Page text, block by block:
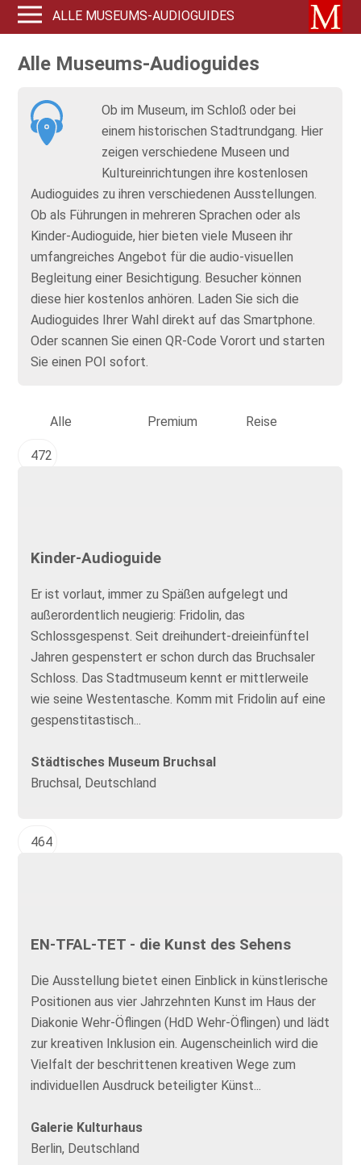
ALLE MUSEUMS-AUDIOGUIDES
Alle Museums-Audioguides
Ob im Museum, im Schloß oder bei
einem historischen Stadtrundgang. Hier
zeigen verschiedene Museen und
Kultureinrichtungen ihre kostenlosen
Audioguides zu ihren verschiedenen Ausstellungen.
Ob als Führungen in mehreren Sprachen oder als
Kinder-Audioguide, hier bieten viele Museen ihr
umfangreiches Angebot für die audio-visuellen
Begleitung einer Besichtigung. Besucher können
diese hier kostenlos anhören. Laden Sie sich die
Audioguides Ihrer Wahl direkt auf das Smartphone.
Oder scannen Sie einen QR-Code Vorort und starten
Sie einen POI sofort.
Alle Premium Reise
472
Kinder-Audioguide
Er ist vorlaut, immer zu Späßen aufgelegt und
außerordentlich neugierig: Fridolin, das
Schlossgespenst. Seit dreihundert-dreieinfünftel
Jahren gespenstert er schon durch das Bruchsaler
Schloss. Das Stadtmuseum kennt er mittlerweile
wie seine Westentasche. Komm mit Fridolin auf eine
gespenstitastisch...
Städtisches Museum Bruchsal
Bruchsal, Deutschland
464
EN-TFAL-TET - die Kunst des Sehens
Die Ausstellung bietet einen Einblick in künstlerische
Positionen aus vier Jahrzehnten Kunst im Haus der
Diakonie Wehr-Öflingen (HdD Wehr-Öflingen) und lädt
zur kreativen Inklusion ein. Augenscheinlich wird die
Vielfalt der beschrittenen kreativen Wege zum
individuellen Ausdruck beteiligter Künst...
Galerie Kulturhaus
Berlin, Deutschland